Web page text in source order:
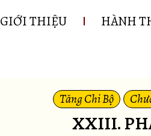
GIỚI THIỆU HÀNH
Tăng Chi Bộ
XXIII.